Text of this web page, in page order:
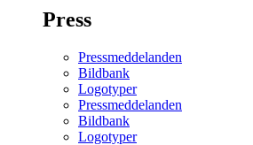
Press
Pressmeddelanden
Bildbank
Logotyper
Pressmeddelanden
Bildbank
Logotyper